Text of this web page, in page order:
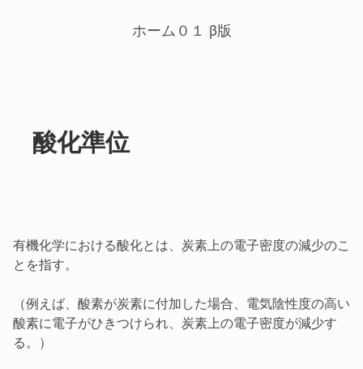
ホーム０１ β版
酸化準位
有機化学における酸化とは、炭素上の電子密度の減少のこ
とを指す。
（例えば、酸素が炭素に付加した場合、電気陰性度の高い
酸素に電子がひきつけられ、炭素上の電子密度が減少す
る。）